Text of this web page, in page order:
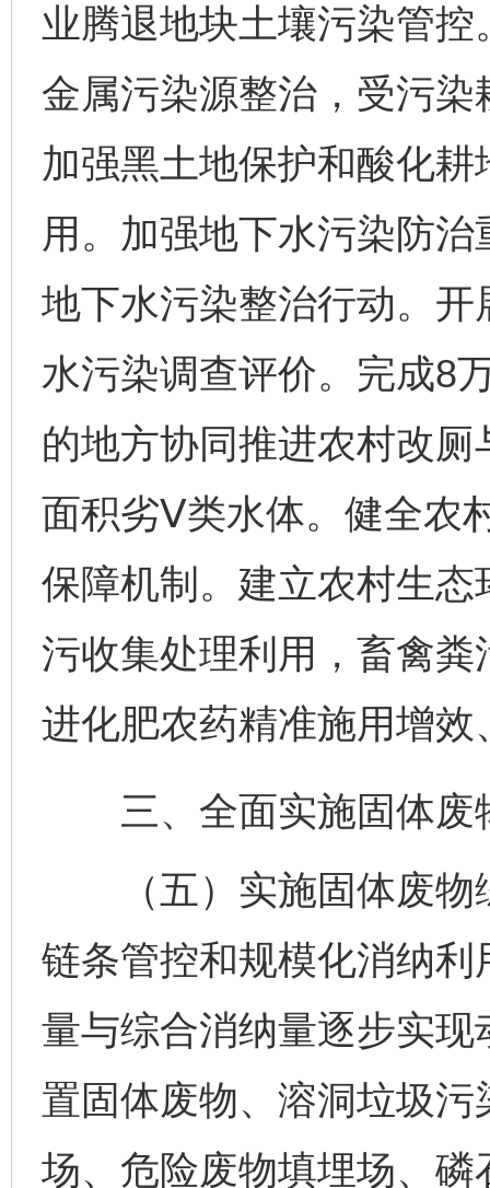
业腾退地块土壤污染管
金属污染源整治，受污
加强黑土地保护和酸化
用。加强地下水污染防
地下水污染整治行动。
水污染调查评价。完成8
的地方协同推进农村改
面积劣Ⅴ类水体。健全农
保障机制。建立农村生
污收集处理利用，畜禽
进化肥农药精准施用增
三、全面实施固体废
（五）实施固体废物
链条管控和规模化消纳
量与综合消纳量逐步实
置固体废物、溶洞垃圾
场、危险废物填埋场、